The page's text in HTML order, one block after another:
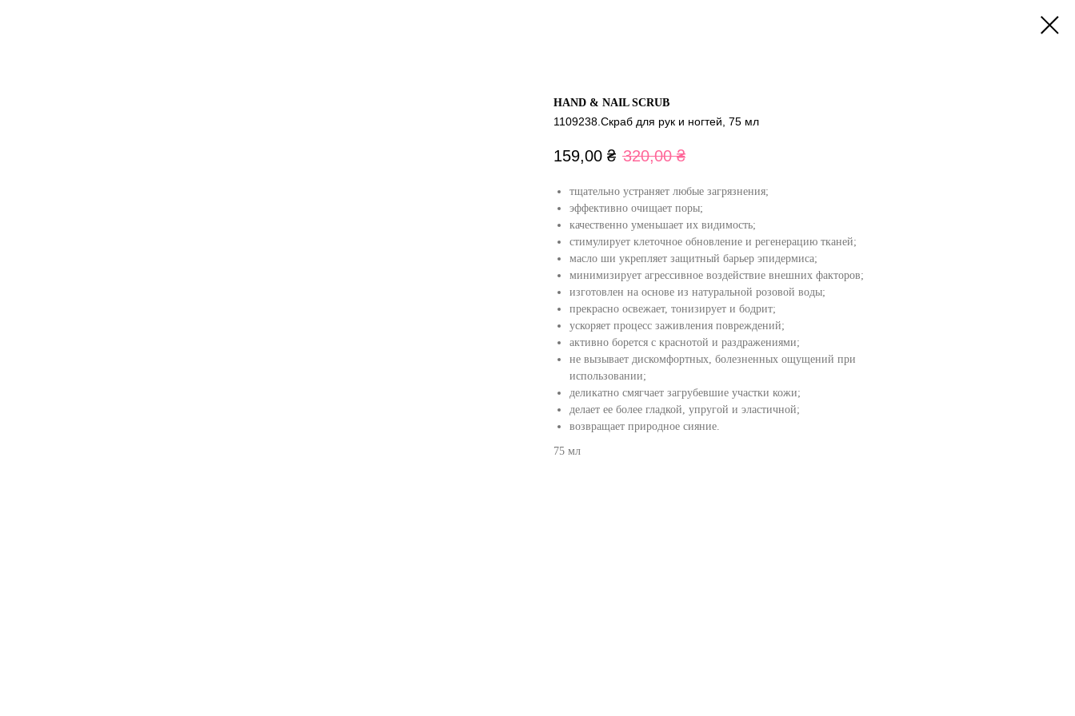
HAND & NAIL SCRUB
1109238.Скраб для рук и ногтей, 75 мл
159,00 ₴ 320,00 ₴
тщательно устраняет любые загрязнения;
эффективно очищает поры;
качественно уменьшает их видимость;
стимулирует клеточное обновление и регенерацию тканей;
масло ши укрепляет защитный барьер эпидермиса;
минимизирует агрессивное воздействие внешних факторов;
изготовлен на основе из натуральной розовой воды;
прекрасно освежает, тонизирует и бодрит;
ускоряет процесс заживления повреждений;
активно борется с краснотой и раздражениями;
не вызывает дискомфортных, болезненных ощущений при
использовании;
деликатно смягчает загрубевшие участки кожи;
делает ее более гладкой, упругой и эластичной;
возвращает природное сияние.
75 мл